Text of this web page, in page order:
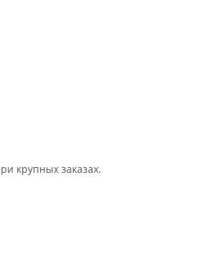
крупных заказах.